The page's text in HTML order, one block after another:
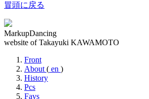
冒頭に戻る
MarkupDancing
website of Takayuki KAWAMOTO
Front
About ( en )
History
Pcs
Favs